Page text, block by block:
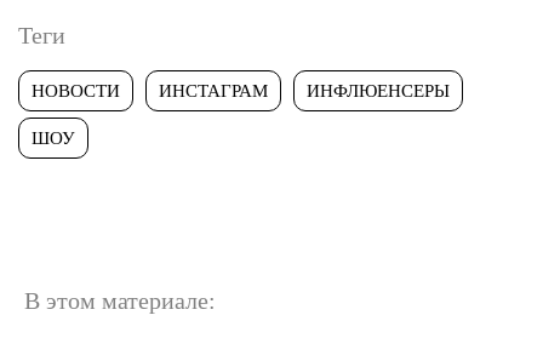
Теги
НОВОСТИ ИНСТАГРАМ ИНФЛЮЕНСЕРЫ
ШОУ
В этом материале: